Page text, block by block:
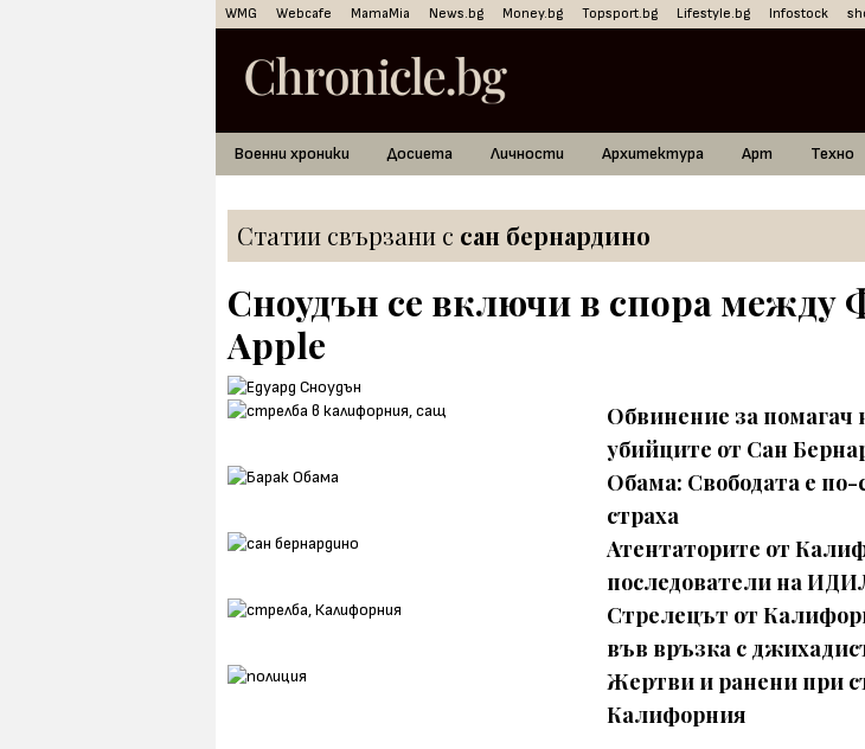
WMG Webcafe MamaMia News.bg Money.bg Topsport.bg Lifestyle.bg Infostock
Военни хроники Досиета Личности Архитектура Арт Техно
Статии свързани с сан бернардино
Сноудън се включи в спора между
Apple
Обвинение за помагач
убийците от Сан
Обама: Свободата е по-
страха
Атентаторите от
последователи на
Стрелецът от
във връзка с
Жертви и ранени при
Калифорния